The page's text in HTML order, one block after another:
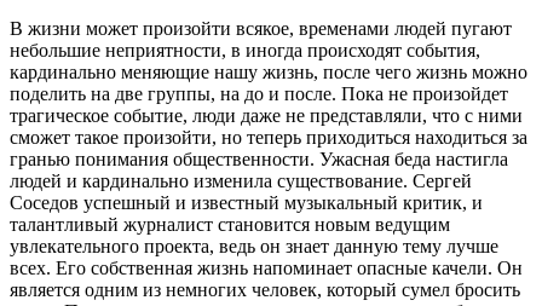
В жизни может произойти всякое, временами людей пугают
небольшие неприятности, в иногда происходят события,
кардинально меняющие нашу жизнь, после чего жизнь можно
поделить на две группы, на до и после. Пока не произойдет
трагическое событие, люди даже не представляли, что с ними
сможет такое произойти, но теперь приходиться находиться за
гранью понимания общественности. Ужасная беда настигла
людей и кардинально изменила существование. Сергей
Соседов успешный и известный музыкальный критик, и
талантливый журналист становится новым ведущим
увлекательного проекта, ведь он знает данную тему лучше
всех. Его собственная жизнь напоминает опасные качели. Он
является одним из немногих человек, который сумел бросить